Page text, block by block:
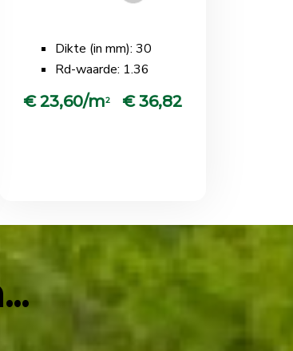
Dikte (in mm): 30
Rd-waarde: 1.36
€ 23,60/m2 € 36,82